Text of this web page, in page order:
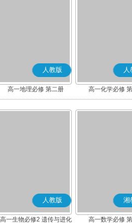
人教版
高一地理必修 第二册
人
高一化学必修
人教版
高一生物必修2 遗传与进化
湘
高一数学必修